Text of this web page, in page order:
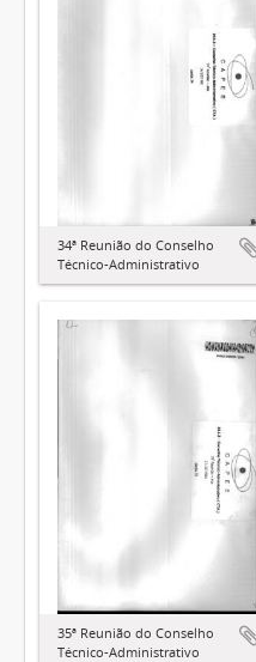
34ª Reunião do Conselho
Técnico-Administrativo
35ª Reunião do Conselho
Técnico-Administrativo